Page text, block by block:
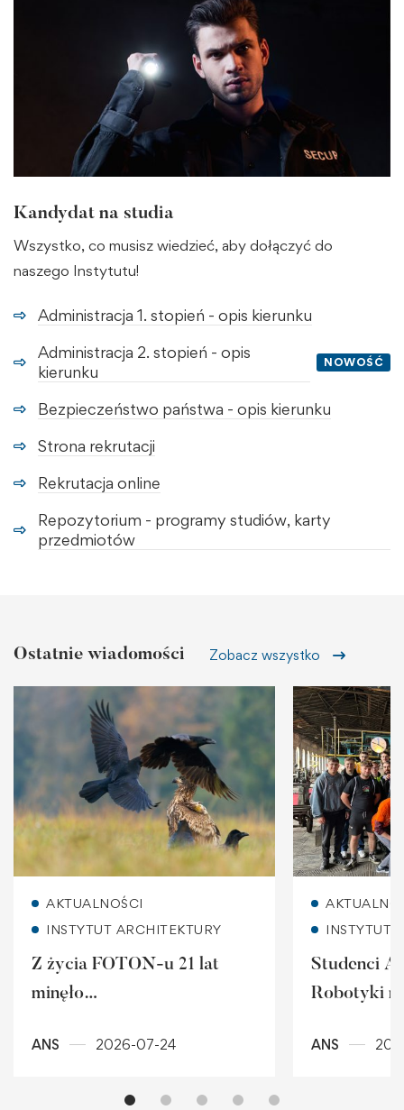
Kandydat na studia
Wszystko, co musisz wiedzieć, aby dołączyć do
naszego Instytutu!
Administracja 1. stopień - opis kierunku
Administracja 2. stopień - opis
kierunku
NOWOŚĆ
Bezpieczeństwo państwa - opis kierunku
Strona rekrutacji
Rekrutacja online
Repozytorium - programy studiów, karty
przedmiotów
Ostatnie wiadomości Zobacz wszystko
Read more
AKTUALNOŚCI
INSTYTUT ARCHITEKTURY
Z życia FOTON-u 21 lat
minęło…
ANS 2026-07-24
INSTYTUT
Studenci
Robotyki
ANS